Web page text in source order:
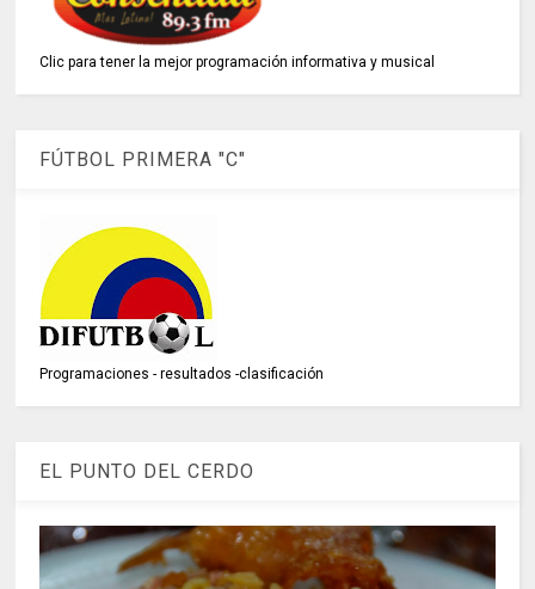
Clic para tener la mejor programación informativa y musical
FÚTBOL PRIMERA "C"
Programaciones - resultados -clasificación
EL PUNTO DEL CERDO